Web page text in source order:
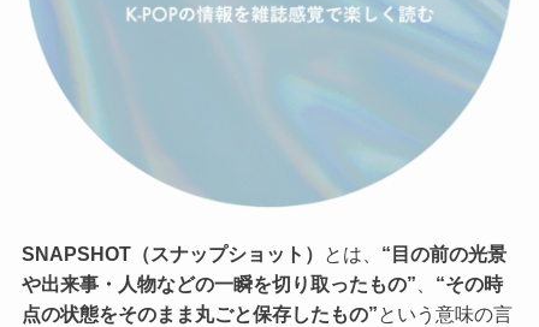
SNAPSHOT（スナップショット） とは、 “目の前の光景
や出来事・人物などの一瞬を切り取ったもの”
“その時
点の状態をそのまま丸ごと保存したもの”という意味の言